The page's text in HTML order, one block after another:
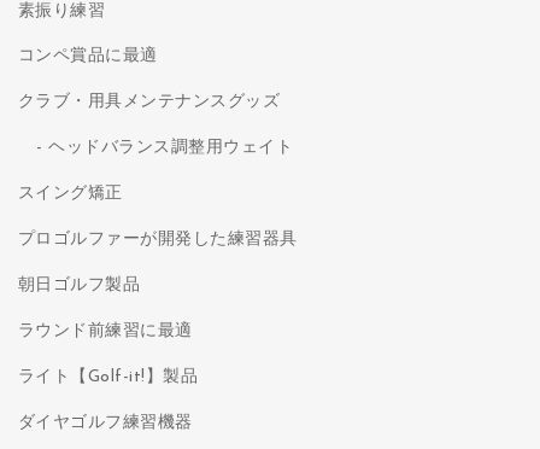
素振り練習
コンペ賞品に最適
クラブ・用具メンテナンスグッズ
ヘッドバランス調整用ウェイト
スイング矯正
プロゴルファーが開発した練習器具
朝日ゴルフ製品
ラウンド前練習に最適
ライト【Golf-it!】製品
ダイヤゴルフ練習機器